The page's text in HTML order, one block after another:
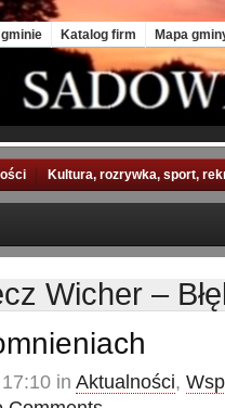
gminie Katalog firm Mapa
Kultura, rozrywka, sport,
Wicher –
in Aktualności,